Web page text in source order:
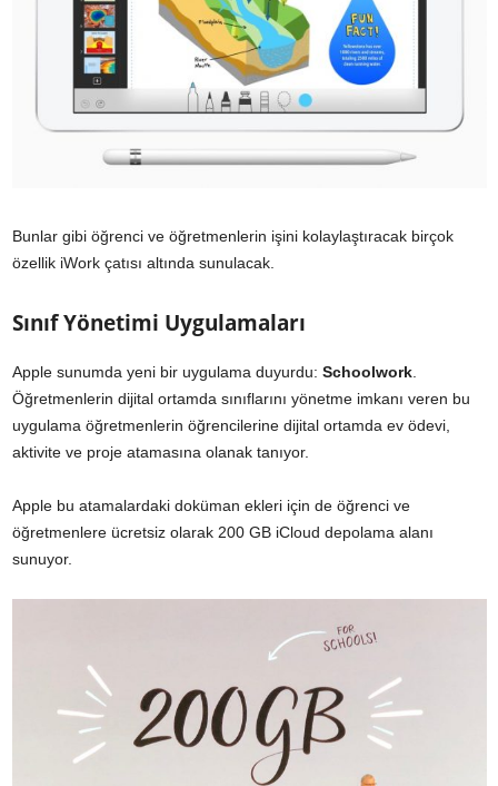
Bunlar gibi öğrenci ve öğretmenlerin işini kolaylaştıracak birçok
özellik iWork çatısı altında sunulacak.
Sınıf Yönetimi Uygulamaları
Apple sunumda yeni bir uygulama duyurdu: Schoolwork
Öğretmenlerin dijital ortamda sınıflarını yönetme imkanı veren bu
uygulama öğretmenlerin öğrencilerine dijital ortamda ev ödevi,
aktivite ve proje atamasına olanak tanıyor.
Apple bu atamalardaki doküman ekleri için de öğrenci ve
öğretmenlere ücretsiz olarak 200 GB iCloud depolama alanı
sunuyor.